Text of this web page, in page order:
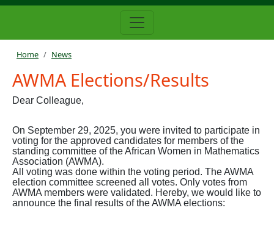
Breadcrumb
Home News
AWMA Elections/Results
Dear Colleague,
On September 29, 2025, you were invited to participate in
voting for the approved candidates for members of the
standing committee of the African Women in Mathematics
Association (AWMA).
All voting was done within the voting period. The AWMA
election committee screened all votes. Only votes from
AWMA members were validated. Hereby, we would like to
announce the final results of the AWMA elections: